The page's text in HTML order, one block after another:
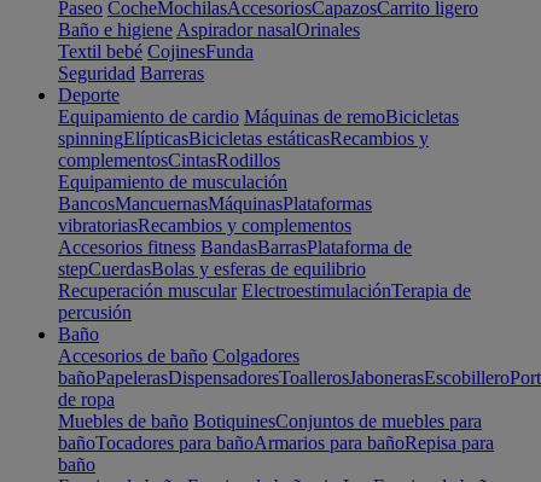
Paseo CocheMochilasAccesoriosCapazosCarrito ligero
Baño e higiene Aspirador nasalOrinales
Textil bebé CojinesFunda
Seguridad Barreras
Deporte
Equipamiento de cardio Máquinas de remoBicicletas
spinningElípticasBicicletas estáticasRecambios y
complementosCintasRodillos
Equipamiento de musculación
BancosMancuernasMáquinasPlataformas
vibratoriasRecambios y complementos
Accesorios fitness BandasBarrasPlataforma de
stepCuerdasBolas y esferas de equilibrio
Recuperación muscular ElectroestimulaciónTerapia de
percusión
Baño
Accesorios de baño Colgadores
bañoPapelerasDispensadoresToallerosJabonerasEscobillero
de ropa
Muebles de baño BotiquinesConjuntos de muebles para
bañoTocadores para bañoArmarios para bañoRepisa para
baño